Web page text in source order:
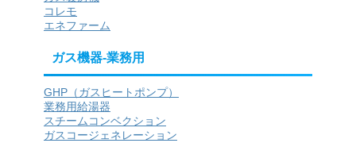
コレモ
エネファーム
ガス機器-業務用
GHP（ガスヒートポンプ）
業務用給湯器
スチームコンベクション
ガスコージェネレーション